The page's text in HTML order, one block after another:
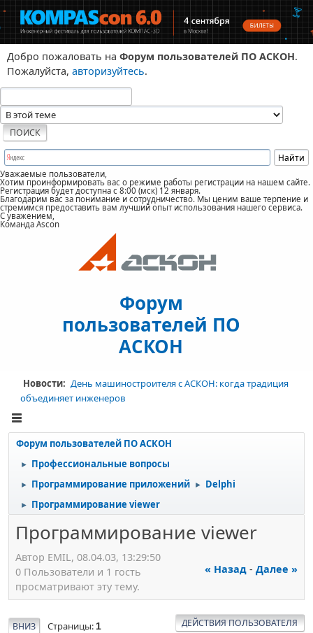
Добро пожаловать на Форум пользователей ПО АСКОН.
Пожалуйста, авторизуйтесь.
Уважаемые пользователи,
Хотим проинформировать вас о режиме работы регистрации на нашем сайте.
Регистрация будет доступна с 8:00 (мск) 12 января.
Благодарим вас за понимание и сотрудничество. Мы ценим ваше терпение и
стремимся предоставить вам лучший опыт использования нашего сервиса.
С уважением,
Команда Ascon
Форум
пользователей ПО
АСКОН
Новости: День машиностроителя с АСКОН: когда традиция
объединяет инженеров
Форум пользователей ПО АСКОН
► Профессиональные вопросы
► Программирование приложений ► Delphi
► Программирование viewer
Программирование viewer
Автор EMIL, 08.04.03, 13:29:50
« Назад - Далее »
0 Пользователи и 1 гость
просматривают эту тему.
ВНИЗ Страницы 1 ДЕЙСТВИЯ ПОЛЬЗОВАТЕЛЯ